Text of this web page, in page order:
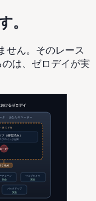
。
せん。そのレース
は、ゼロデイが実
けるゼロデイ
タ · あなたのユーザー
捨てVM
（侵害済み）
プロイトが起爆
ローダー
じ込め
チェーン
安全
ウェブカメラ
安全
バックアップ
安全